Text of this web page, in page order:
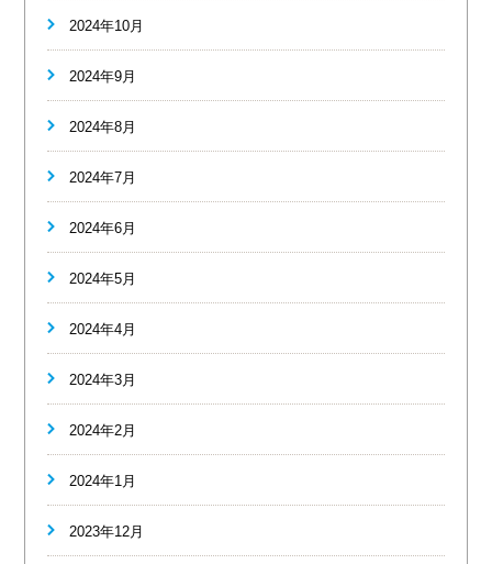
2024年10月
2024年9月
2024年8月
2024年7月
2024年6月
2024年5月
2024年4月
2024年3月
2024年2月
2024年1月
2023年12月